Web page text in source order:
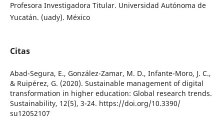
Profesora Investigadora Titular. Universidad Autónoma de
Yucatán. (uady). México
Citas
Abad-Segura, E., González-Zamar, M. D., Infante-Moro, J. C.,
& Ruipérez, G. (2020). Sustainable management of digital
transformation in higher education: Global research trends.
Sustainability, 12(5), 3-24. https://doi.org/10.3390/
su12052107